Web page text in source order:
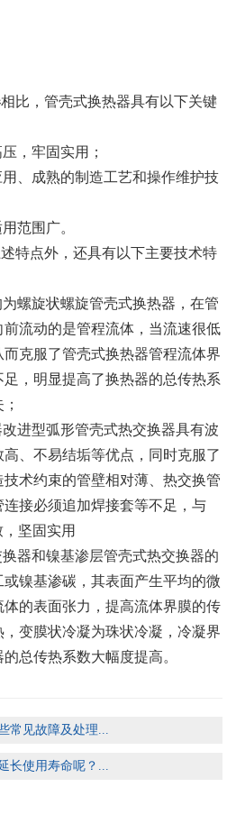
相比，管壳式换热器具有以下关键
，牢固实用；
、成熟的制造工艺和操作维护技
范围广。
特点外，还具有以下主要技术特
螺旋状螺旋管壳式换热器，在管
流动的是管程流体，当流速很低
克服了管壳式换热器管程流体界
，明显提高了换热器的总传热系
进型弧形管壳式热交换器具有波
、不易结垢等优点，同时克服了
术约束的管壁相对薄、热交换管
接必须追加焊接套等不足，与
坚固实用
器和镍基渗层管壳式热交换器的
镍基渗碳，其表面产生平均的微
的表面张力，提高流体界膜的传
变膜状冷凝为珠状冷凝，冷凝界
总传热系数大幅度提高。
常见故障及处理...
长使用寿命呢？...